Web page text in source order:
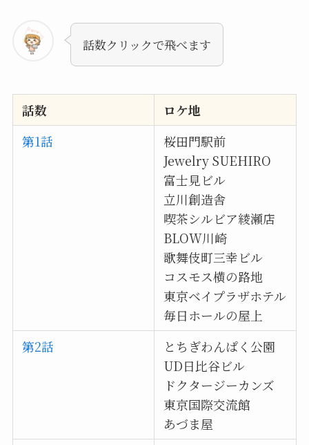
話数クリックで飛べます
話数
ロケ地
第1話
桜田門駅前
Jewelry SUEHIRO
富士見ビル
立川創造舎
喫茶シルビア綾瀬店
BLOW川崎
歌舞伎町三幸ビル
コスモス横の路地
東京ベイプラザホテル
毎日ホールの屋上
第2話
とちぎわんぱく公園
UD日比谷ビル
ドクタージーカンズ
東京国際交流館
あづま屋